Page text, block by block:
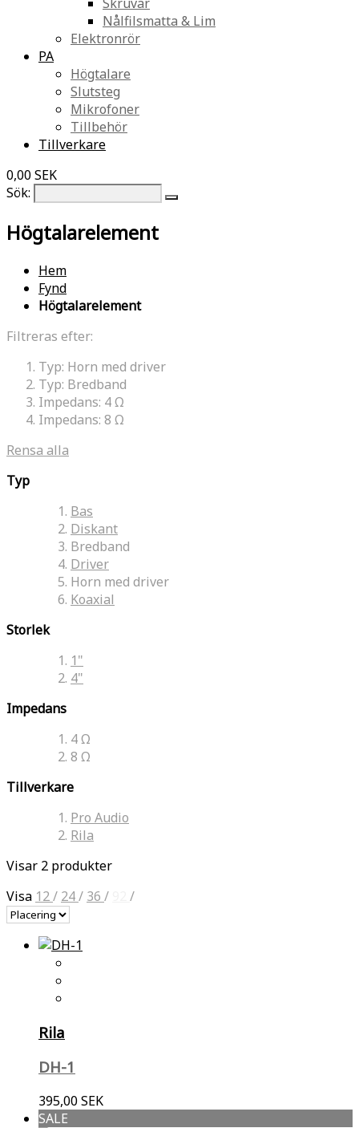
Nålfilsmatta & Lim
Elektronrör
PA
Högtalare
Slutsteg
Mikrofoner
Tillbehör
Tillverkare
0,00 SEK
Sök:
Högtalarelement
Hem
Fynd
Högtalarelement
Filtreras efter:
Typ: Horn med driver
Typ: Bredband
Impedans: 4 Ω
Impedans: 8 Ω
Rensa alla
Typ
Bas
Diskant
Bredband
Driver
Horn med driver
Koaxial
Storlek
1"
4"
Impedans
4 Ω
8 Ω
Tillverkare
Pro Audio
Rila
Visar 2 produkter
Visa 12/ 24/ 36 / /
Rila
DH-1
395,00 SEK
SALE